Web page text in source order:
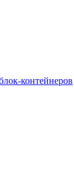
контейнеров